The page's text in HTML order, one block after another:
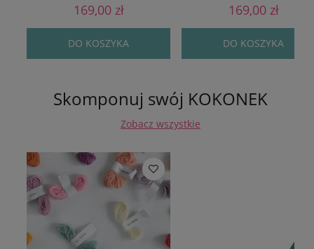
169,00 zł
DO KOSZYKA
169,00 zł
DO KOSZYKA
Skomponuj swój KOKONEK
Zobacz wszystkie